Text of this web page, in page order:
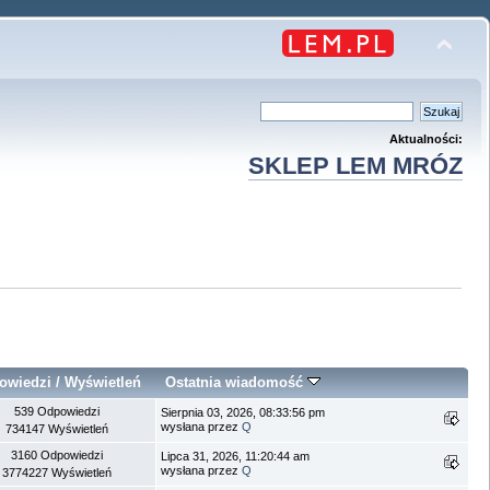
Aktualności:
SKLEP LEM MRÓZ
/ Wyświetleń Ostatnia wiadomość
539 Odpowiedzi
734147 Wyświetleń
Sierpnia 03, 2026, 08:33:56 pm
wysłana przez Q
3160 Odpowiedzi
3774227 Wyświetleń
Lipca 31, 2026, 11:20:44 am
wysłana przez Q